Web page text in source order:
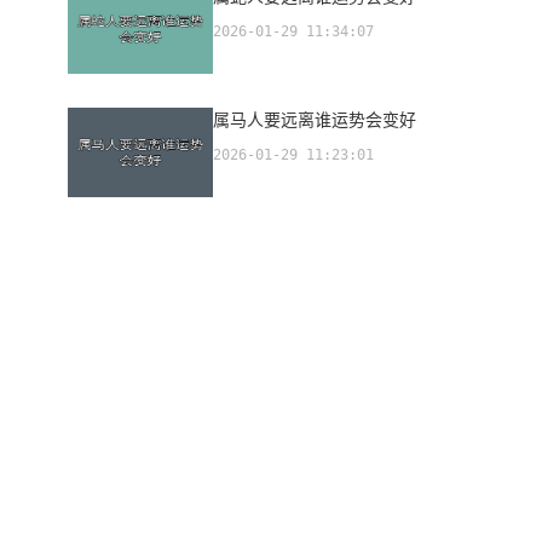
2026-01-29 11:34:07
属马人要远离谁运势会变好
2026-01-29 11:23:01